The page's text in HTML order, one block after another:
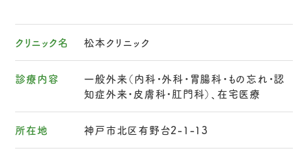
クリニック名 松本クリニック
診療内容
一般外来（内科・外科・胃腸科・もの忘れ・認
知症外来・皮膚科・肛門科）、在宅医療
所在地 神戸市北区有野台2-1-13